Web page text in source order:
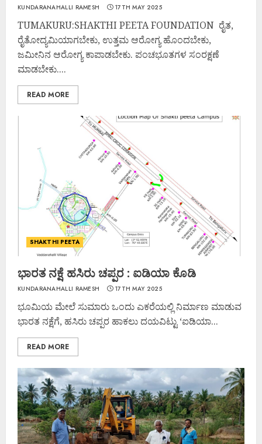
KUNDARANAHALLI RAMESH 17TH MAY 2025
TUMAKURU:SHAKTHI PEETA FOUNDATION ರೈತ,
ರೈತೋದ್ಯಮಿಯಾಗಬೇಕು, ಉತ್ತಮ ಆರೋಗ್ಯ ಹೊಂದಬೇಕು,
ಜಮೀನಿನ ಆರೋಗ್ಯ ಕಾಪಾಡಬೇಕು. ಪಂಚಭೂತಗಳ ಸಂರಕ್ಷಣೆ
ಮಾಡಬೇಕು....
READ MORE
SHAKTHI PEETA
ಭಾರತ ನಕ್ಷೆ ಹಸಿರು ಚಪ್ಪರ : ಐಡಿಯಾ ಕೊಡಿ
KUNDARANAHALLI RAMESH 17TH MAY 2025
ಭೂಮಿಯ ಮೇಲೆ ಸುಮಾರು ಒಂದು ಎಕರೆಯಲ್ಲಿ ನಿರ್ಮಾಣ ಮಾಡುವ
ಭಾರತ ನಕ್ಷೆಗೆ, ಹಸಿರು ಚಪ್ಪರ ಹಾಕಲು ದಯವಿಟ್ಟು ‘ಐಡಿಯಾ...
READ MORE